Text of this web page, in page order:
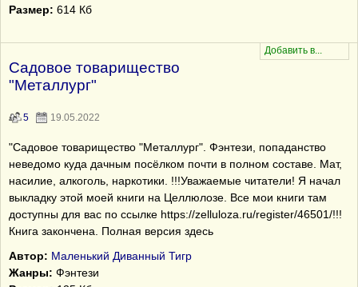
Размер: 614 Кб
Садовое товарищество
"Металлург"
5 19.05.2022
"Садовое товарищество "Металлург". Фэнтези, попаданство
неведомо куда дачным посёлком почти в полном составе. Мат,
насилие, алкоголь, наркотики. !!!Уважаемые читатели! Я начал
выкладку этой моей книги на Целлюлозе. Все мои книги там
доступны для вас по ссылке https://zelluloza.ru/register/46501/!!!
Книга закончена. Полная версия здесь
Автор: Маленький Диванный Тигр
Жанры: Фэнтези